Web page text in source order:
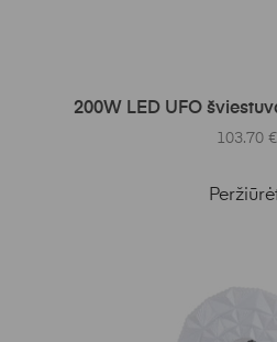
Į
200W LED UFO
103.70 €